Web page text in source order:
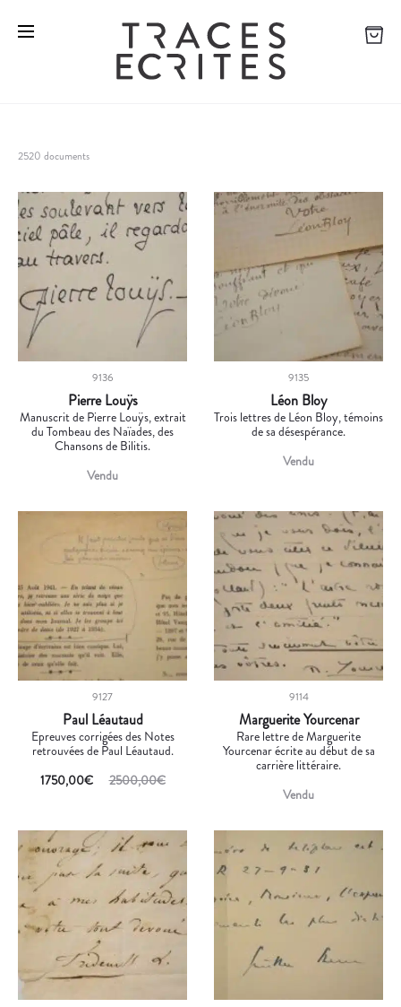
2520 documents
9136
Pierre Louÿs
Manuscrit de Pierre Louÿs, extrait
du Tombeau des Naïades, des
Chansons de Bilitis.
Vendu
9135
Léon Bloy
Trois lettres de Léon Bloy, témoins
de sa désespérance.
Vendu
9127
Paul Léautaud
Epreuves corrigées des Notes
retrouvées de Paul Léautaud.
2500,00€
1750,00€
9114
Marguerite Yourcenar
Rare lettre de Marguerite
Yourcenar écrite au début de sa
carrière littéraire.
Vendu